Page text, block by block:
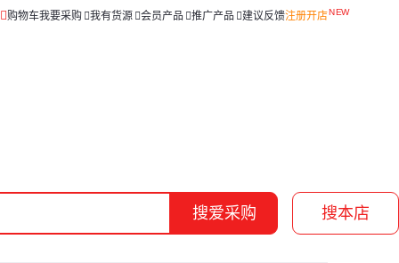
购物车我要采购 我有货源 会员产品 推广产品 建议反馈注册开店
搜爱采购 搜本店